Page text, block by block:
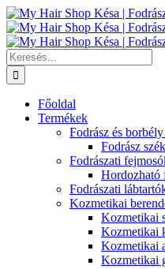
Kihagyás
Keresés...
Főoldal
Termékek
Fodrász és
Fodrász
Fodrászati
Hordozható
Fodrászati
Kozmetikai
Kozmetikai
Kozmetikai
Kozmetikai
Kozmetikai